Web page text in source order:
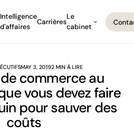
Intelligence
d'affaires
Carrières
Le
cabinet
MAY 3, 20192 MIN À LIRE
commerce au
vous devez faire
pour sauver des
coûts